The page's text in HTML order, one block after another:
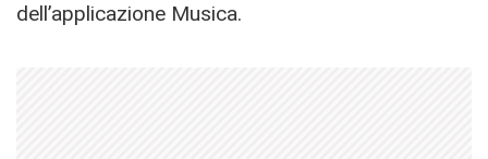
dell’applicazione Musica.